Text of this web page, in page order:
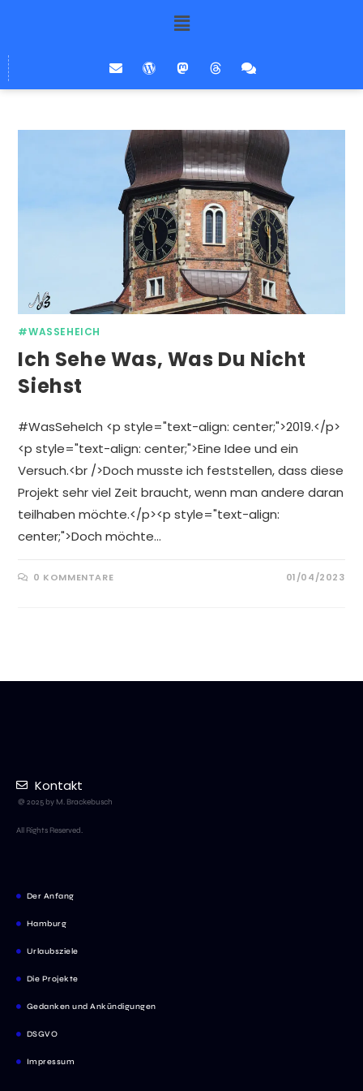
#WASSEHEICH
Ich Sehe Was, Was Du Nicht
Siehst
#WasSeheIch <p style="text-align: center;">2019.</p>
<p style="text-align: center;">Eine Idee und ein
Versuch.<br />Doch musste ich feststellen, dass diese
Projekt sehr viel Zeit braucht, wenn man andere daran
teilhaben möchte.</p><p style="text-align:
center;">Doch möchte…
0 KOMMENTARE 01/04/2023
Kontakt
@ 2025 by M. Brackebusch
All Rights Reserved.
Der Anfang
Hamburg
Urlaubsziele
Die Projekte
Gedanken und Ankündigungen
DSGVO
Impressum